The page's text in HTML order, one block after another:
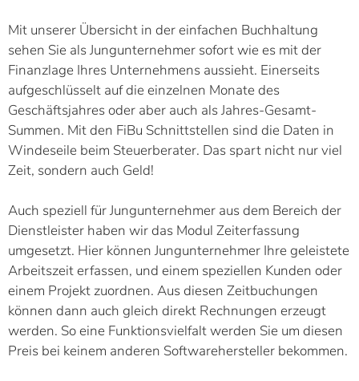
Mit unserer Übersicht in der einfachen Buchhaltung
sehen Sie als Jungunternehmer sofort wie es mit der
Finanzlage Ihres Unternehmens aussieht. Einerseits
aufgeschlüsselt auf die einzelnen Monate des
Geschäftsjahres oder aber auch als Jahres-Gesamt-
Summen. Mit den FiBu Schnittstellen sind die Daten in
Windeseile beim Steuerberater. Das spart nicht nur viel
Zeit, sondern auch Geld!
Auch speziell für Jungunternehmer aus dem Bereich der
Dienstleister haben wir das Modul Zeiterfassung
umgesetzt. Hier können Jungunternehmer Ihre geleistete
Arbeitszeit erfassen, und einem speziellen Kunden oder
einem Projekt zuordnen. Aus diesen Zeitbuchungen
können dann auch gleich direkt Rechnungen erzeugt
werden. So eine Funktionsvielfalt werden Sie um diesen
Preis bei keinem anderen Softwarehersteller bekommen.